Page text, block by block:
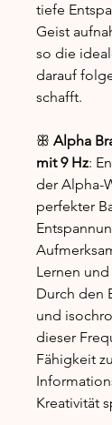
tiefe
Geist
so die
darauf
schafft.
ꕥ Alpha
mit 9 Hz:
der Alpha-
perfekter
Lernen und
Durch den
und
dieser
Fähigkeit
Kreativität